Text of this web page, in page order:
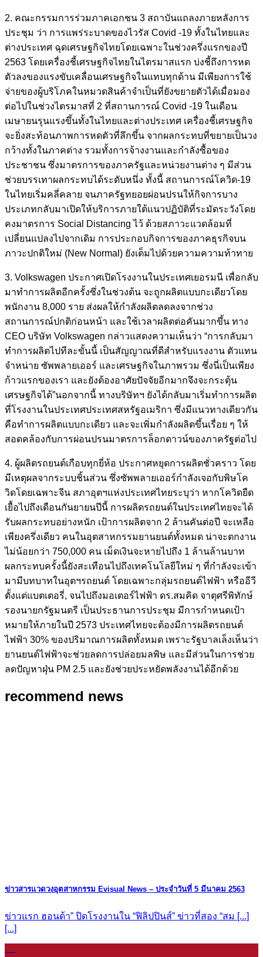
2. คณะกรรมการร่วมภาคเอกชน 3 สถาบันแถลงภายหลังการ
ประชุม ว่า การแพร่ระบาดของไวรัส Covid -19 ทั้งในไทยและ
ต่างประเทศ ฉุดเศรษฐกิจไทยโดยเฉพาะในช่วงครึ่งแรกของปี
2563 โดยเครื่องชี้เศรษฐกิจไทยในไตรมาสแรก บ่งชี้ถึงการหด
ตัวลงของแรงขับเคลื่อนเศรษฐกิจในแทบทุกด้าน มีเพียงการใช้
จ่ายของผู้บริโภคในหมวดสินค้าจำเป็นที่ยังขยายตัวได้เมื่อมอง
ต่อไปในช่วงไตรมาสที่ 2 ที่สถานการณ์ Covid -19 ในเดือน
เมษายนรุนแรงขึ้นทั้งในไทยและต่างประเทศ เครื่องชี้เศรษฐกิจ
จะยิ่งสะท้อนภาพการหดตัวที่ลึกขึ้น จากผลกระทบที่ขยายเป็นวง
กว้างทั้งในภาคต่าง รวมทั้งการจ้างงานและกำลังซื้อของ
ประชาชน ซึ่งมาตรการของภาครัฐและหน่วยงานต่าง ๆ มีส่วน
ช่วยบรรเทาผลกระทบได้ระดับหนึ่ง ทั้งนี้ สถานการณ์โควิด-19
ในไทยเริ่มคลี่คลาย จนภาครัฐทยอยผ่อนปรนให้กิจการบาง
ประเภทกลับมาเปิดให้บริการภายใต้แนวปฏิบัติที่ระมัดระวังโดย
คงมาตรการ Social Distancing ไว้ ด้วยสภาวะแวดล้อมที่
เปลี่ยนแปลงไปจากเดิม การประกอบกิจการของภาคธุรกิจบน
ภาวะปกติใหม่ (New Normal) ยังเต็มไปด้วยความความท้าทาย
3. Volkswagen ประกาศเปิดโรงงานในประเทศเยอรมนี เพื่อกลับ
มาทำการผลิตอีกครั้งซึ่งในช่วงต้น จะถูกผลิตแบบกะเดียวโดย
พนักงาน 8,000 ราย ส่งผลให้กำลังผลิตลดลงจากช่วง
สถานการณ์ปกติก่อนหน้า และใช้เวลาผลิตต่อคันมากขึ้น ทาง
CEO บริษัท Volkswagen กล่าวแสดงความเห็นว่า “การกลับมา
ทำการผลิตไปทีละขั้นนี้ เป็นสัญญาณที่ดีสำหรับแรงงาน ตัวแทน
จำหน่าย ซัพพลายเออร์ และเศรษฐกิจในภาพรวม ซึ่งนี่เป็นเพียง
ก้าวแรกของเรา และยังต้องอาศัยปัจจัยอีกมากจึงจะกระตุ้น
เศรษฐกิจได้”นอกจากนี้ ทางบริษัทฯ ยังได้กลับมาเริ่มทำการผลิต
ที่โรงงานในประเทศประเทศสหรัฐอเมริกา ซึ่งมีแนวทางเดียวกัน
คือทำการผลิตแบบกะเดียว และจะเพิ่มกำลังผลิตขึ้นเรื่อย ๆ ให้
สอดคล้องกับการผ่อนปรนมาตรการล็อกดาวน์ของภาครัฐต่อไป
4. ผู้ผลิตรถยนต์เกือบทุกยี่ห้อ ประกาศหยุดการผลิตชั่วคราว โดย
มีเหตุผลจากระบบชิ้นส่วน ซึ่งซัพพลายเออร์กำลังเจอกับพิษโค
วิดโดยเฉพาะจีน สภาอุตฯแห่งประเทศไทยระบุว่า หากโควิดยืด
เยื้อไปถึงเดือนกันยายนปีนี้ การผลิตรถยนต์ในประเทศไทยจะได้
รับผลกระทบอย่างหนัก เป้าการผลิตจาก 2 ล้านคันต่อปี จะเหลือ
เพียงครึ่งเดียว คนในอุตสาหกรรมยานยนต์ทั้งหมด น่าจะตกงาน
ไม่น้อยกว่า 750,000 คน เม็ดเงินจะหายไปถึง 1 ล้านล้านบาท
ผลกระทบครั้งนี้ยังสะเทือนไปถึงเทคโนโลยีใหม่ ๆ ที่กำลังจะเข้า
มามีบทบาทในอุตฯรถยนต์ โดยเฉพาะกลุ่มรถยนต์ไฟฟ้า หรืออีวี
ตั้งแต่แบตเตอรี่, จนไปถึงมอเตอร์ไฟฟ้า ดร.สมคิด จาตุศรีพิทักษ์
รองนายกรัฐมนตรี เป็นประธานการประชุม มีการกำหนดเป้า
หมายให้ภายในปี 2573 ประเทศไทยจะต้องมีการผลิตรถยนต์
ไฟฟ้า 30% ของปริมาณการผลิตทั้งหมด เพราะรัฐบาลเล็งเห็นว่า
ยานยนต์ไฟฟ้าจะช่วยลดการปล่อยมลพิษ และมีส่วนในการช่วย
ลดปัญหาฝุ่น PM 2.5 และยังช่วยประหยัดพลังงานได้อีกด้วย
recommend news
ข่าวสารแวดวงอุตสาหกรรม Evisual News – ประจำวันที่ 5 มีนาคม 2563
ข่าวแรก ฮอนด้า” ปิดโรงงานใน “ฟิลิปปินส์” ข่าวที่สอง “สม [...]
[...]